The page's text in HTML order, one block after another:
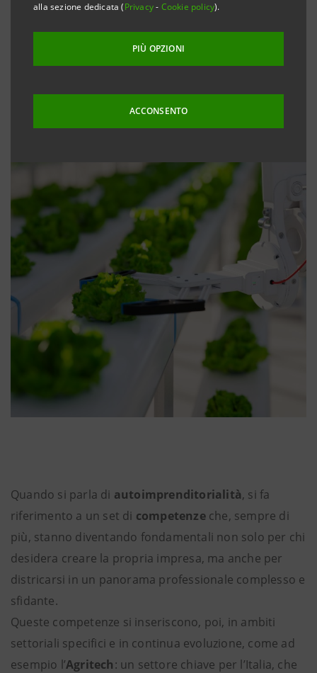
alla sezione dedicata (Privacy- Cookie policy).
PIÙ OPZIONI
ACCONSENTO
Quando si parla di autoimprenditorialità, si fa
riferimento a un set di competenzeche, sempre di
più, stanno diventando fondamentali non solo per chi
desidera creare la propria impresa, ma anche per
districarsi in un panorama professionale complesso e
sfidante.
Queste competenze si inseriscono, poi, in ambiti
settoriali specifici e in continua evoluzione, come ad
esempio l’Agritech: un settore chiave per l’Italia, che